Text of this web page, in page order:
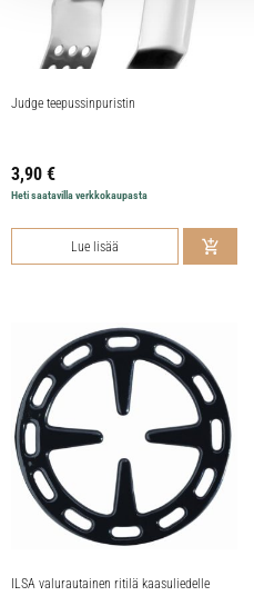
Judge teepussinpuristin
3,90 €
Heti saatavilla verkkokaupasta
Lue lisää
ILSA valurautainen ritilä kaasuliedelle